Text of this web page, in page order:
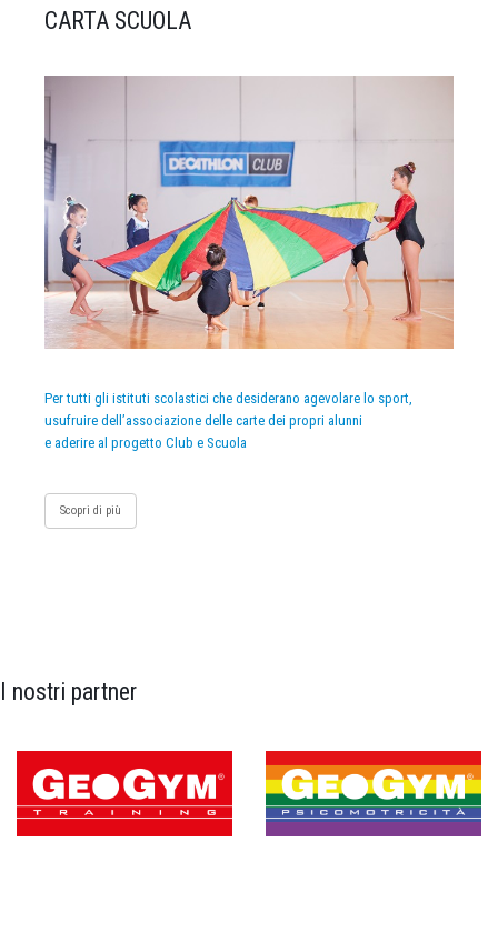
CARTA SCUOLA
Per tutti gli istituti scolastici che desiderano agevolare lo sport,
usufruire dell’associazione delle carte dei propri alunni
e aderire al progetto Club e Scuola
Scopri di più
I nostri partner